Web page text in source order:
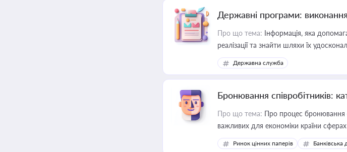
Державні програми:
Про що тема: Інформація, яка
реалізації та знайти шляхи їх
Державна служба
Бронювання співробітників:
Про що тема: Про процес бронювання
важливих для економіки країни сферах
Ринок цінних паперів Банківська